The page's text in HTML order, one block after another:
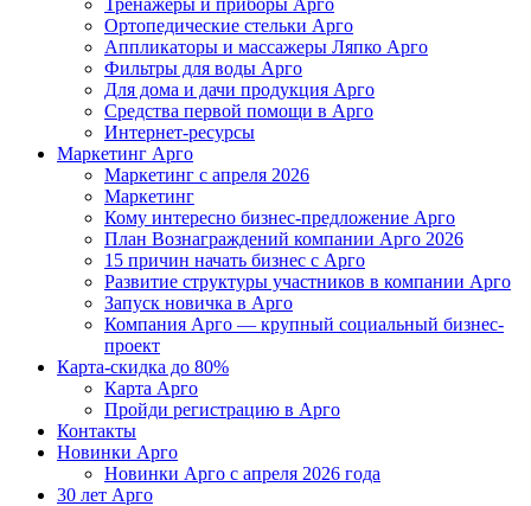
Тренажеры и приборы Арго
Ортопедические стельки Арго
Аппликаторы и массажеры Ляпко Арго
Фильтры для воды Арго
Для дома и дачи продукция Арго
Средства первой помощи в Арго
Интернет-ресурсы
Маркетинг Арго
Маркетинг с апреля 2026
Маркетинг
Кому интересно бизнес-предложение Арго
План Вознаграждений компании Арго 2026
15 причин начать бизнес с Арго
Развитие структуры участников в компании Арго
Запуск новичка в Арго
Компания Арго — крупный социальный бизнес-
проект
Карта-скидка до 80%
Карта Арго
Пройди регистрацию в Арго
Контакты
Новинки Арго
Новинки Арго с апреля 2026 года
30 лет Арго